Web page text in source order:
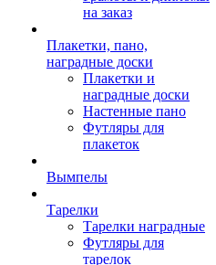
на заказ
Плакетки, пано,
наградные доски
Плакетки и
наградные доски
Настенные пано
Футляры для
плакеток
Вымпелы
Тарелки
Тарелки наградные
Футляры для
тарелок